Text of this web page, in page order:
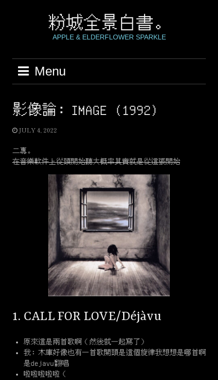
粉城全景白書。
APPLE & ELDERFLOWER SPARKLE
Menu
影像論：IMAGE (1992)
JULY 4, 2022
二專。
在音樂軟件上從頭開始聽大概率其實就是從這張開始
1. CALL FOR LOVE/Déjàvu
原來這是兩首歌啊（然後就一起寫了）
我：木庫好像也有一首歌開頭是這個旋律我想想是哪首啊
是dejavu翻唱
啦啦啦啦啦（